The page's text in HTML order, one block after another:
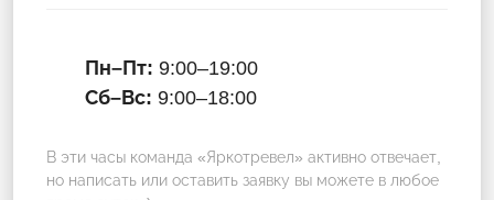
Пн–Пт: 9:00–19:00
Сб–Вс: 9:00–18:00
В эти часы команда «Яркотревел» активно отвечает,
но написать или оставить заявку вы можете в любое